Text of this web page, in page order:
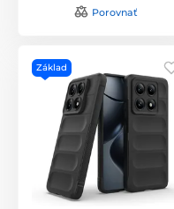
Porovnať
Základ